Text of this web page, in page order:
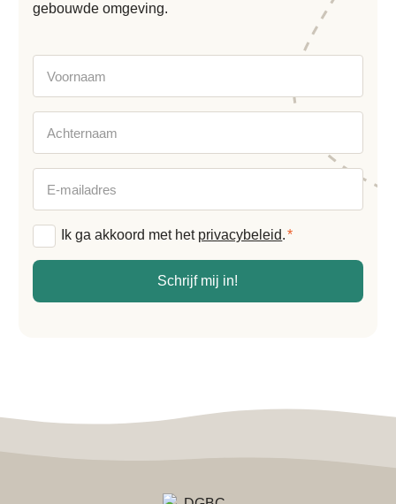
gebouwde omgeving.
mailadres
Algemene
Ik ga akkoord met het privacybeleid.*
Schrijf mij in!